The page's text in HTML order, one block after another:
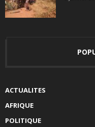
ACTUALITES
AFRIQUE
POLITIQUE